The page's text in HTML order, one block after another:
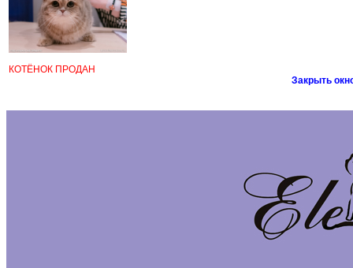
КОТЁНОК ПРОДАН
Закрыть